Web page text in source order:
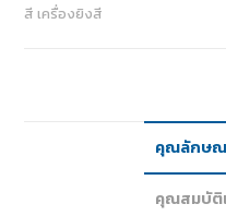
สี เครื่องยิงสี
คุณลักษณ
คุณสมบัติ